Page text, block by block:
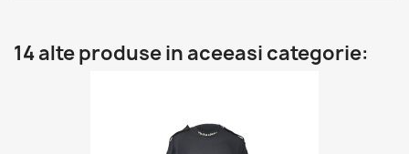
14 alte produse in aceeasi categorie: